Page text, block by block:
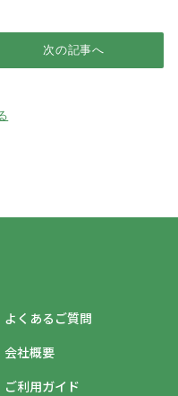
次の記事へ
よくあるご質問
ご利用ガイド
会社概要